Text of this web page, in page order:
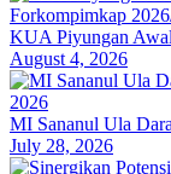
KUA Piyungan
August 4, 2026
MI Sananul Ula
July 28, 2026